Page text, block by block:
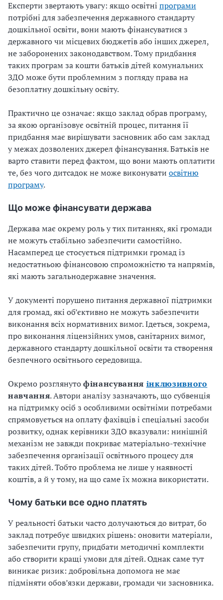
Експерти звертають увагу: якщо освітні програми
потрібні для забезпечення державного стандарту
дошкільної освіти, вони мають фінансуватися з
державного чи місцевих бюджетів або інших джерел,
не заборонених законодавством. Тому придбання
таких програм за кошти батьків дітей комунальних
ЗДО може бути проблемним з погляду права на
безоплатну дошкільну освіту.
Практично це означає: якщо заклад обрав програму,
за якою організовує освітній процес, питання її
придбання має вирішувати засновник або сам заклад
у межах дозволених джерел фінансування. Батьків не
варто ставити перед фактом, що вони мають оплатити
те, без чого дитсадок не може виконувати освітню
програму.
Що може фінансувати держава
Держава має окрему роль у тих питаннях, які громади
не можуть стабільно забезпечити самостійно.
Насамперед це стосується підтримки громад із
недостатньою фінансовою спроможністю та напрямів,
які мають загальнодержавне значення.
У документі порушено питання державної підтримки
для громад, які об’єктивно не можуть забезпечити
виконання всіх нормативних вимог. Ідеться, зокрема,
про виконання ліцензійних умов, санітарних вимог,
державного стандарту дошкільної освіти та створення
безпечного освітнього середовища.
Окремо розглянутофінансування інклюзивного
навчання. Автори аналізу зазначають, що субвенція
на підтримку осіб з особливими освітніми потребами
спрямовується на оплату фахівців і спеціальні засоби
розвитку, однак керівники ЗДО вказували: нинішній
механізм не завжди покриває матеріально-технічне
забезпечення організації освітнього процесу для
таких дітей. Тобто проблема не лише у наявності
коштів, а й у тому, на що саме їх можна використати.
Чому батьки все одно платять
У реальності батьки часто долучаються до витрат, бо
заклад потребує швидких рішень: оновити матеріали,
забезпечити групу, придбати методичні комплекти
або створити кращі умови для дітей. Однак саме тут
виникає ризик: добровільна допомога не має
підміняти обов’язки держави, громади чи засновника.